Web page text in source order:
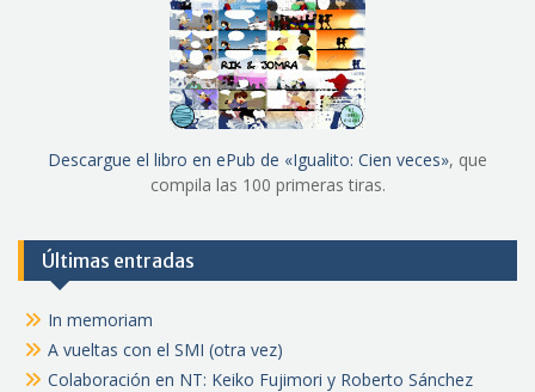
Descargue el libro en ePub de «Igualito: Cien veces», que
compila las 100 primeras tiras.
Últimas entradas
In memoriam
A vueltas con el SMI (otra vez)
Colaboración en NT: Keiko Fujimori y Roberto Sánchez